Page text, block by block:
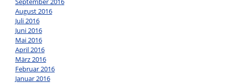
August 2016
Juli 2016
Juni 2016
Mai 2016
April 2016
März 2016
Februar 2016
Januar 2016